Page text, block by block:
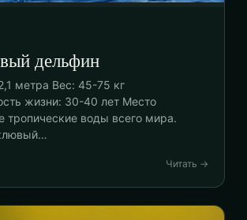
дельфин
метра Вес: 45-75 кг
жизни: 30-40 лет Место
тропические воды всего мира.
Читать →